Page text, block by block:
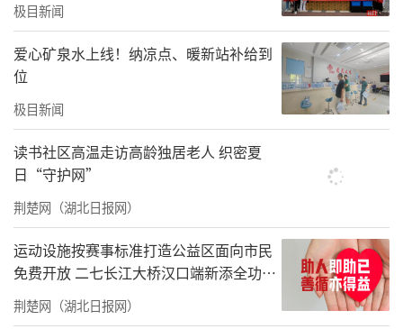
阿里巴巴表示，将密切关注南宁、贵港受
极目新闻
爱心矿泉水上线！纳凉点、暖新站补给到
位
极目新闻
读书社区高温走访高龄独居老人 织密夏
日“守护网”
荆楚网（湖北日报网）
运动设施按赛事标准打造公益区面向市民
免费开放 二七长江大桥汉口端新添全功能
体育公园
荆楚网（湖北日报网）